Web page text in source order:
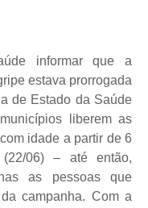
informar que a
estava prorrogada
de Estado da Saúde
liberem as
idade a partir de 6
06) – até então,
as pessoas que
campanha. Com a